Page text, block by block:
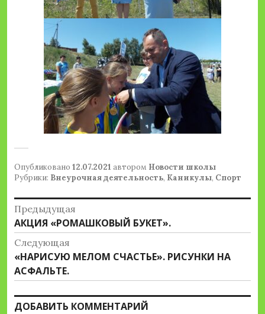
Опубликовано 12.07.2021 автором Новости школы
Рубрики: Внеурочная деятельность, Каникулы, Спорт
Навигация
по
записям
Предыдущая
Предыдущая
запись:
АКЦИЯ «РОМАШКОВЫЙ БУКЕТ».
Следующая
Следующая
запись:
«НАРИСУЮ МЕЛОМ СЧАСТЬЕ». РИСУНКИ НА
АСФАЛЬТЕ.
ДОБАВИТЬ КОММЕНТАРИЙ